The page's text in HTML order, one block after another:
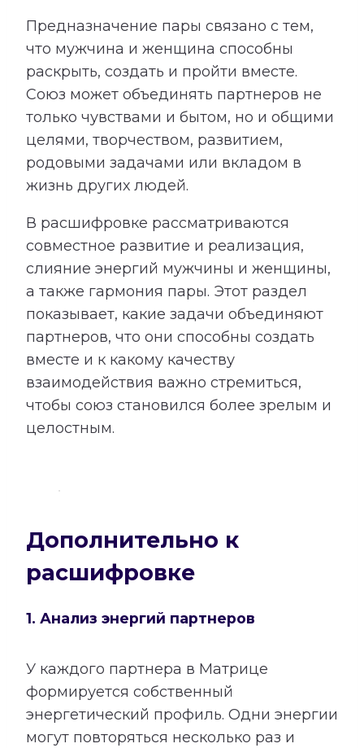
Предназначение пары связано с тем,
что мужчина и женщина способны
раскрыть, создать и пройти вместе.
Союз может объединять партнеров не
только чувствами и бытом, но и общими
целями, творчеством, развитием,
родовыми задачами или вкладом в
жизнь других людей.
В расшифровке рассматриваются
совместное развитие и реализация,
слияние энергий мужчины и женщины,
а также гармония пары. Этот раздел
показывает, какие задачи объединяют
партнеров, что они способны создать
вместе и к какому качеству
взаимодействия важно стремиться,
чтобы союз становился более зрелым и
целостным.
Дополнительно к
расшифровке
1. Анализ энергий партнеров
У каждого партнера в Матрице
формируется собственный
энергетический профиль. Одни энергии
могут повторяться несколько раз и